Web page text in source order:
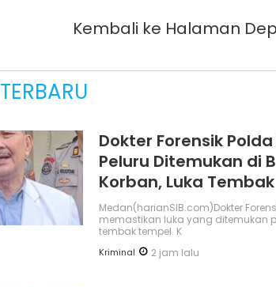
Kembali ke Halaman
TERBARU
Dokter Forensik
Peluru Ditemukan di
Korban, Luka
Medan(harianSIB.com)Dokter
memastikan luka yang ditemukan
tembak tempel. K
Kriminal 2 jam lalu